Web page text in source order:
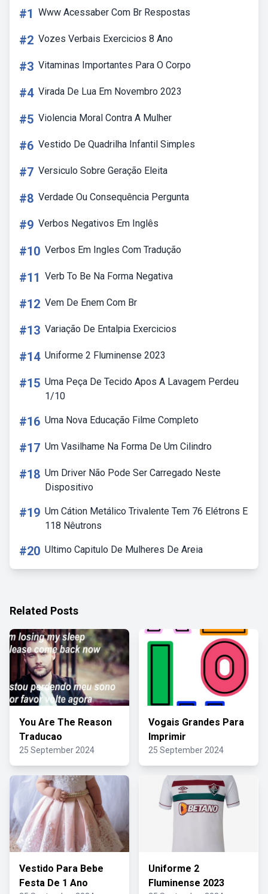
#1 Www Acessaber Com Br Respostas
#2 Vozes Verbais Exercicios 8 Ano
#3 Vitaminas Importantes Para O Corpo
#4 Virada De Lua Em Novembro 2023
#5 Violencia Moral Contra A Mulher
#6 Vestido De Quadrilha Infantil Simples
#7 Versiculo Sobre Geração Eleita
#8 Verdade Ou Consequência Pergunta
#9 Verbos Negativos Em Inglês
#10 Verbos Em Ingles Com Tradução
#11 Verb To Be Na Forma Negativa
#12 Vem De Enem Com Br
#13 Variação De Entalpia Exercicios
#14 Uniforme 2 Fluminense 2023
#15 Uma Peça De Tecido Apos A Lavagem Perdeu
1/10
#16 Uma Nova Educação Filme Completo
#17 Um Vasilhame Na Forma De Um Cilindro
#18 Um Driver Não Pode Ser Carregado Neste
Dispositivo
#19 Um Cátion Metálico Trivalente Tem 76 Elétrons E
118 Nêutrons
#20 Ultimo Capitulo De Mulheres De Areia
Related Posts
You Are The Reason
Traducao
25 September 2024
Vogais Grandes Para
Imprimir
25 September 2024
Vestido Para Bebe
Festa De 1 Ano
Uniforme 2
Fluminense 2023